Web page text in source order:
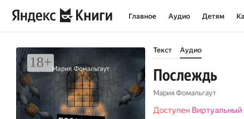
Главное Аудио Детям
Текст Аудио
Послеждь
Мария Фомальгаут
Доступен Виртуальный